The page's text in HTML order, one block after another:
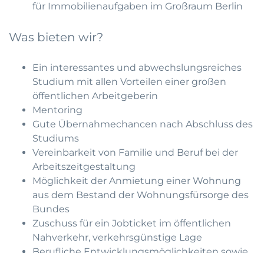
für Immobilienaufgaben im Großraum Berlin
Was bieten wir?
Ein interessantes und abwechslungsreiches
Studium mit allen Vorteilen einer großen
öffentlichen Arbeitgeberin
Mentoring
Gute Übernahmechancen nach Abschluss des
Studiums
Vereinbarkeit von Familie und Beruf bei der
Arbeitszeitgestaltung
Möglichkeit der Anmietung einer Wohnung
aus dem Bestand der Wohnungsfürsorge des
Bundes
Zuschuss für ein Jobticket im öffentlichen
Nahverkehr, verkehrsgünstige Lage